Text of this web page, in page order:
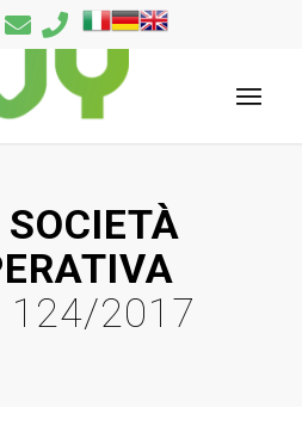
124/2017